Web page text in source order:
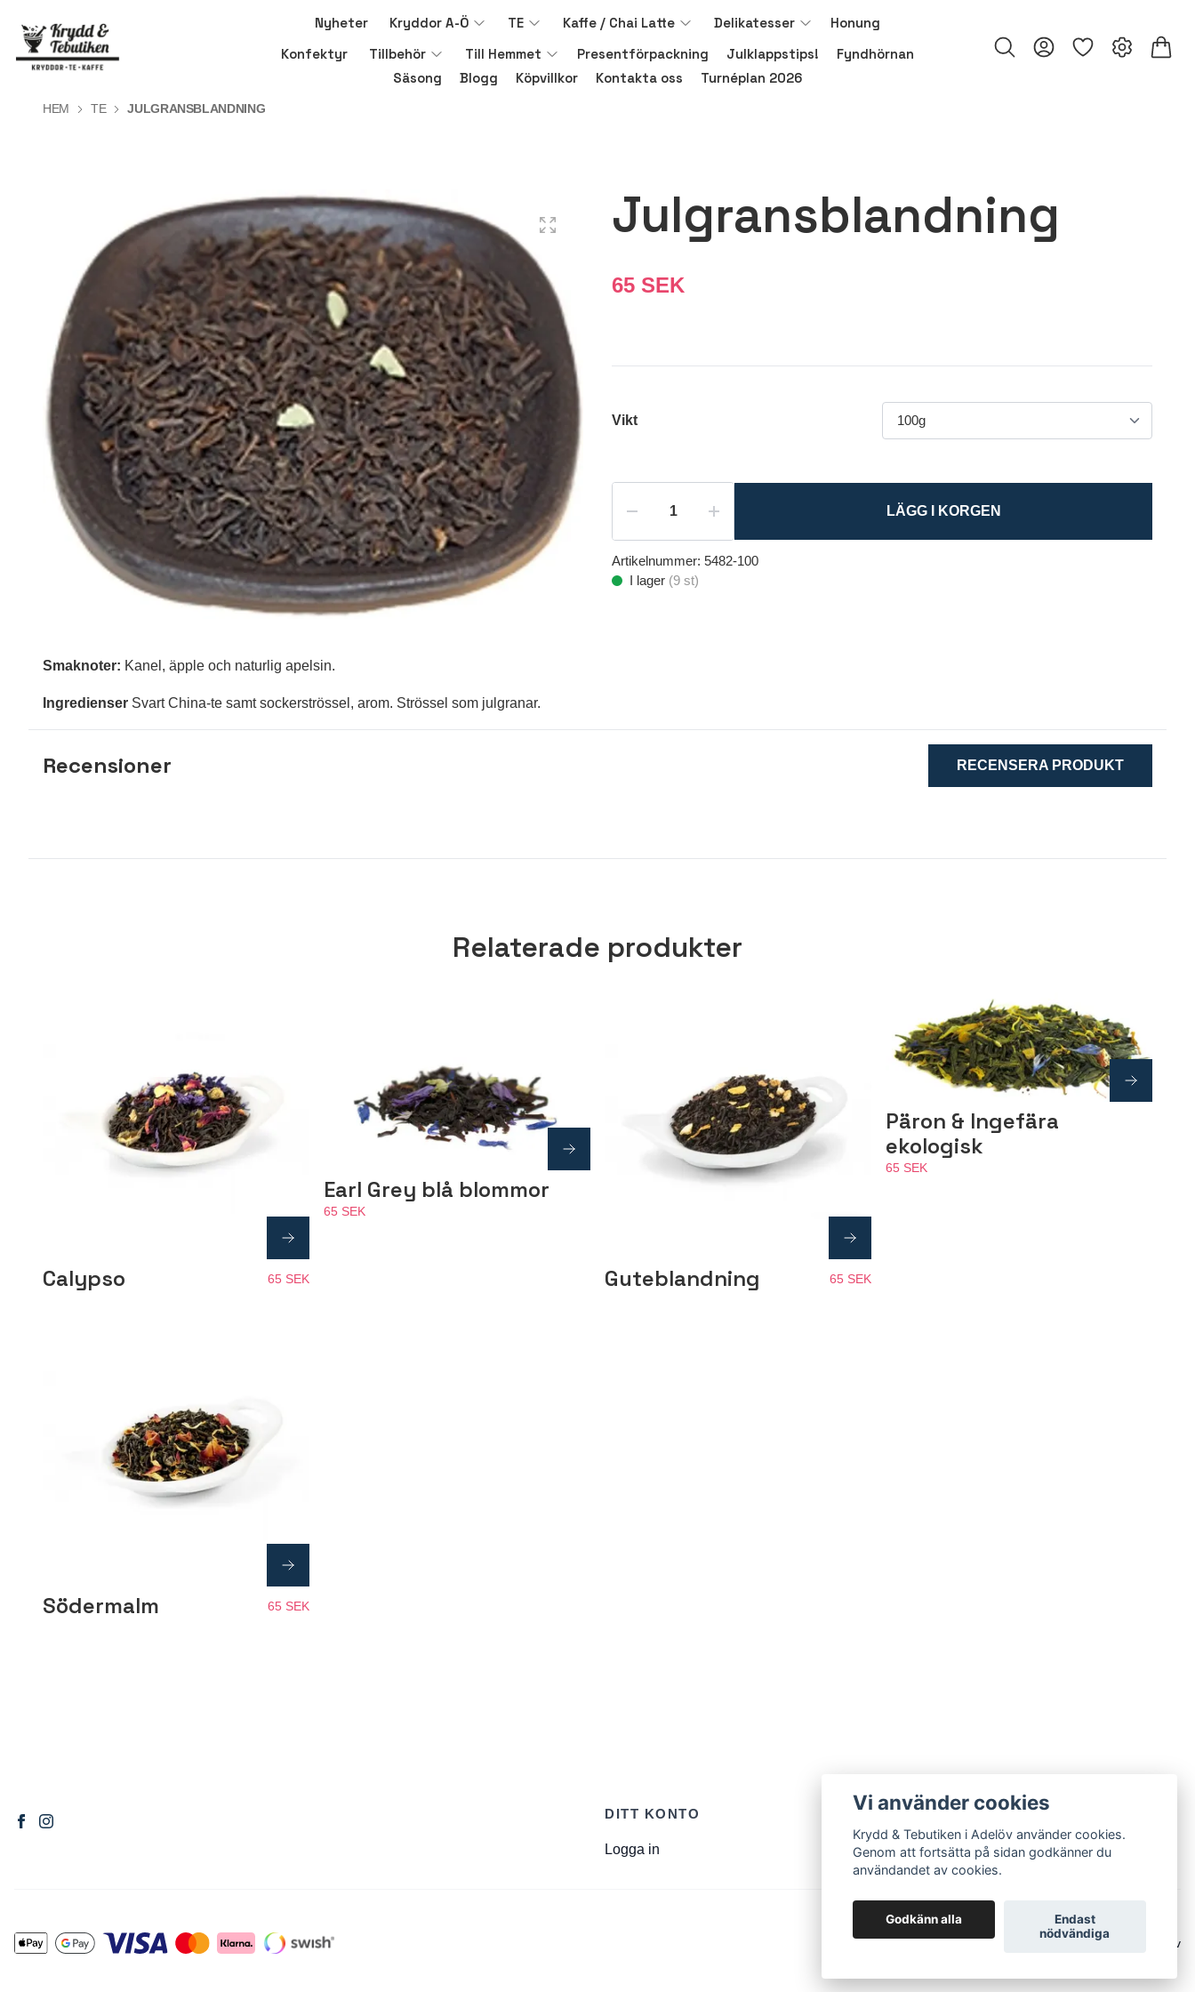
Nyheter Kryddor A-Ö TE Kaffe / Chai Latte Delikatesser
Honung
Konfektyr
Tillbehör Till Hemmet Presentförpackning Julklappstips!
Fyndhörnan
Säsong
Blogg Köpvillkor Kontakta oss Turnéplan 2026
HEM TE JULGRANSBLANDNING
Julgransblandning
65 SEK
Vikt
LÄGG I KORGEN
Artikelnummer: 5482-100
I lager (9 st)
Smaknoter: Kanel, äpple och naturlig apelsin.
Ingredienser Svart China-te samt sockerströssel, arom. Strössel som julgranar.
Recensioner RECENSERA PRODUKT
Relaterade produkter
Calypso 65 SEK
Earl Grey blå blommor
65 SEK
Guteblandning 65 SEK
Päron & Ingefära
ekologisk
65 SEK
Södermalm 65 SEK
DITT KONTO
Logga in
© 2026 Krydd & Tebutiken i Adelöv
Vi använder cookies
Krydd & Tebutiken i Adelöv använder cookies.
Genom att fortsätta på sidan godkänner du
användandet av cookies.
Godkänn alla
Endast
nödvändiga